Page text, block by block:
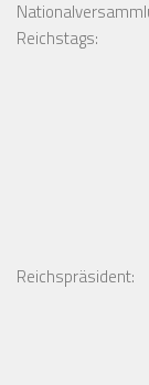
Reichstags:
Reichspräsident: